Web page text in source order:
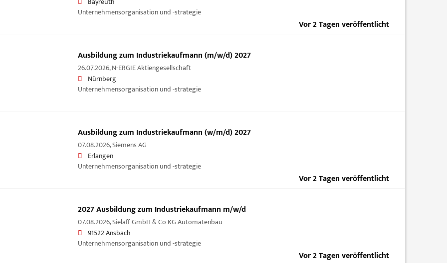
Unternehmensorganisation und -strategie
Vor 2 Tagen veröffentlicht
Ausbildung zum Industriekaufmann (m/w/d) 2027
26.07.2026,N-ERGIE Aktiengesellschaft
Nürnberg
Unternehmensorganisation und -strategie
Ausbildung zum Industriekaufmann (w/m/d) 2027
07.08.2026,Siemens AG
Erlangen
Unternehmensorganisation und -strategie
Vor 2 Tagen veröffentlicht
2027 Ausbildung zum Industriekaufmann m/w/d
07.08.2026,Sielaff GmbH & Co KG Automatenbau
91522 Ansbach
Unternehmensorganisation und -strategie
Vor 2 Tagen veröffentlicht